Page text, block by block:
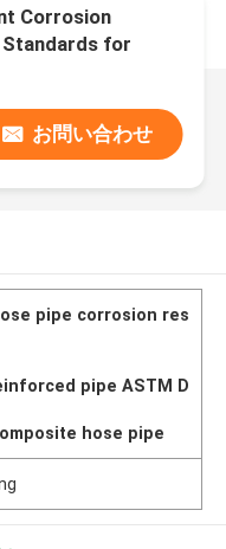
Corrosion
Standards for
お問い合わせ
pipe corrosion res
pipe ASTM D
hose pipe